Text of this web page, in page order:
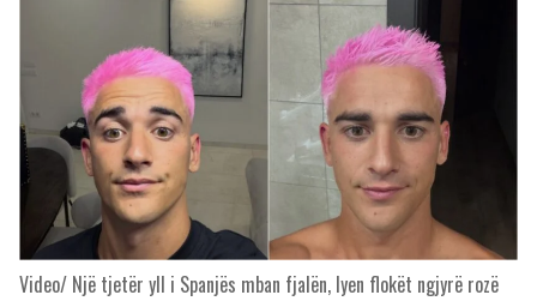
Video/ Një tjetër yll i Spanjës mban fjalën, lyen flokët ngjyrë rozë